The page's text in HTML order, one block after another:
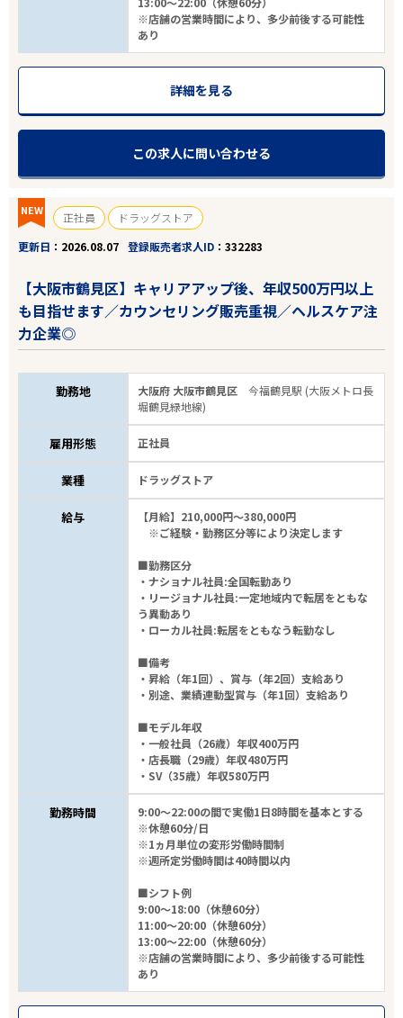
エリアで探す 駅から探す
業種
雇用形態
フリーワード
2,445件
※店舗の営業時間により、多少前後する可能性
あり
詳細を見る
この求人に問い合わせる
NEW 正社員
ドラッグストア
更新日
2026.08.07 登録販売者求人ID 332283
【大阪市鶴見区】キャリアアップ後、年収500万円以上
も目指せます／カウンセリング販売重視／ヘルスケア注
力企業◎
勤務地 大阪府 大阪市鶴見区今福鶴見駅 (大阪メトロ長
堀鶴見緑地線)
雇用形態 正社員
業種 ドラッグストア
給与
【月給】210,000円～380,000円
※ご経験・勤務区分等により決定します
■勤務区分
・ナショナル社員:全国転勤あり
・リージョナル社員:一定地域内で転居をともな
う異動あり
・ローカル社員:転居をともなう転勤なし
■備考
・昇給（年1回）、賞与（年2回）支給あり
・別途、業績連動型賞与（年1回）支給あり
■モデル年収
・一般社員（26歳）年収400万円
・店長職（29歳）年収480万円
・SV（35歳）年収580万円
勤務時間
9:00～22:00の間で実働1日8時間を基本とする
※休憩60分/日
※1ヵ月単位の変形労働時間制
※週所定労働時間は40時間以内
■シフト例
9:00～18:00（休憩60分）
11:00～20:00（休憩60分）
13:00～22:00（休憩60分）
※店舗の営業時間により、多少前後する可能性
あり